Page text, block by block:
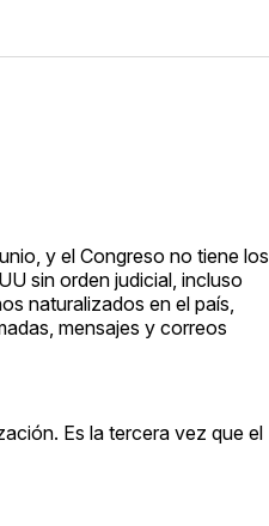
y el Congreso no tiene los
sin orden judicial, incluso
naturalizados en el país,
mensajes y correos
Es la tercera vez que el